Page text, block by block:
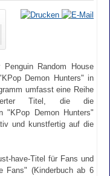
Random House
Demon Hunters" in
umfasst eine Reihe
Titel, die die
"KPop Demon Hunters"
und kunstfertig auf die
have-Titel für Fans und
Fans" (Kinderbuch ab 6